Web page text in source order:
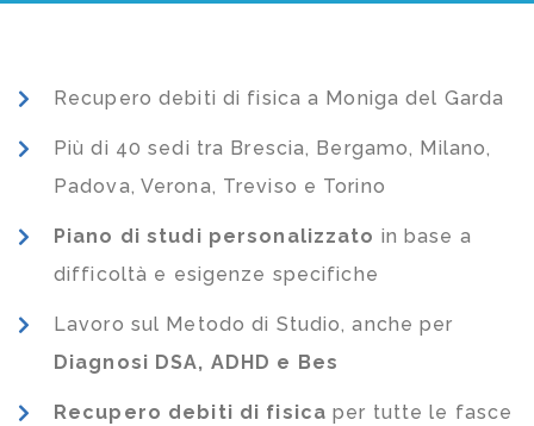
Recupero debiti di fisica a Moniga del Garda
Più di 40 sedi tra Brescia, Bergamo, Milano,
Padova, Verona, Treviso e Torino
Piano di studi personalizzato in base a
difficoltà e esigenze specifiche
Lavoro sul Metodo di Studio, anche per
Diagnosi DSA, ADHD e Bes
Recupero debiti di fisica per tutte le fasce